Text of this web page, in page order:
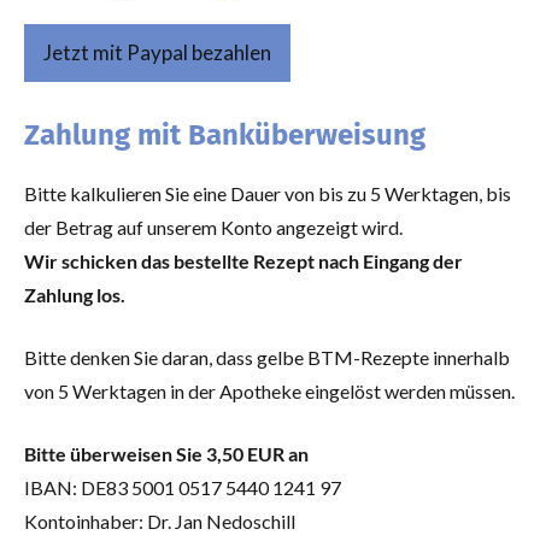
Jetzt mit Paypal bezahlen
Zahlung mit Banküberweisung
Bitte kalkulieren Sie eine Dauer von bis zu 5 Werktagen, bis
der Betrag auf unserem Konto angezeigt wird.
Wir schicken das bestellte Rezept nach Eingang der
Zahlung los.
Bitte denken Sie daran, dass gelbe BTM-Rezepte innerhalb
von 5 Werktagen in der Apotheke eingelöst werden müssen.
Bitte überweisen Sie 3,50 EUR an
IBAN: DE83 5001 0517 5440 1241 97
Kontoinhaber: Dr. Jan Nedoschill